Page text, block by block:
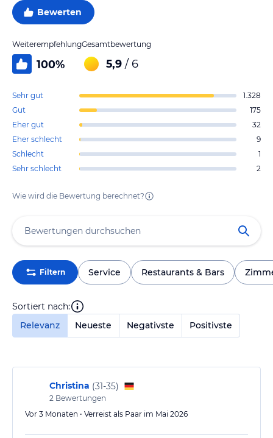
Bewerten
Weiterempfehlung
100%
Gesamtbewertung
5,9 / 6
Sehr gut
1.328
Gut
175
Eher gut
32
Eher schlecht
9
Schlecht
1
Sehr schlecht
2
Wie wird die Bewertung berechnet?
Filtern Service Restaurants & Bars
Sortiert nach:
Relevanz
Neueste Negativste Positivste
Christina (31-35)
2 Bewertungen
Vor 3 Monaten • Verreist als Paar im Mai 2026